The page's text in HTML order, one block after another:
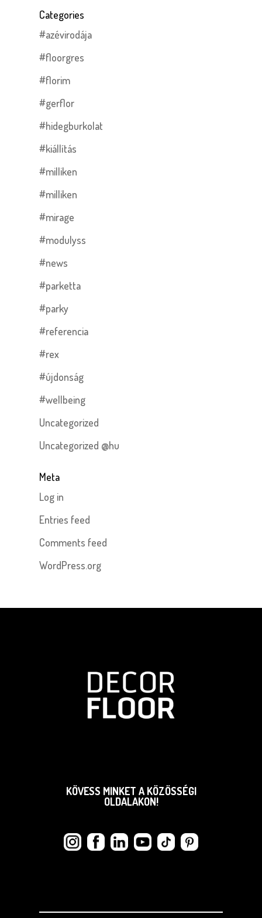
Categories
#azévirodája
#floorgres
#florim
#gerflor
#hidegburkolat
#kiállítás
#milliken
#milliken
#mirage
#modulyss
#news
#parketta
#parky
#referencia
#rex
#újdonság
#wellbeing
Uncategorized
Uncategorized @hu
Meta
Log in
Entries feed
Comments feed
WordPress.org
KÖVESS MINKET A KÖZÖSSÉGI
OLDALAKON!